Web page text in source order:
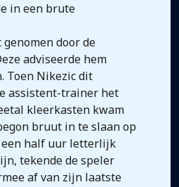
in een brute
door de
adviseerde hem
Toen Nikezic dit
assistent-trainer het
kleerkasten kwam
bruut in te slaan op
een half uur letterlijk
tekende de speler
af van zijn laatste